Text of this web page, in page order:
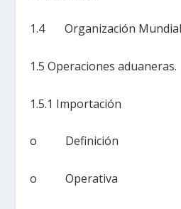
1.4 Organización Mundial
1.5 Operaciones aduaneras.
1.5.1 Importación
o Definición
o Operativa